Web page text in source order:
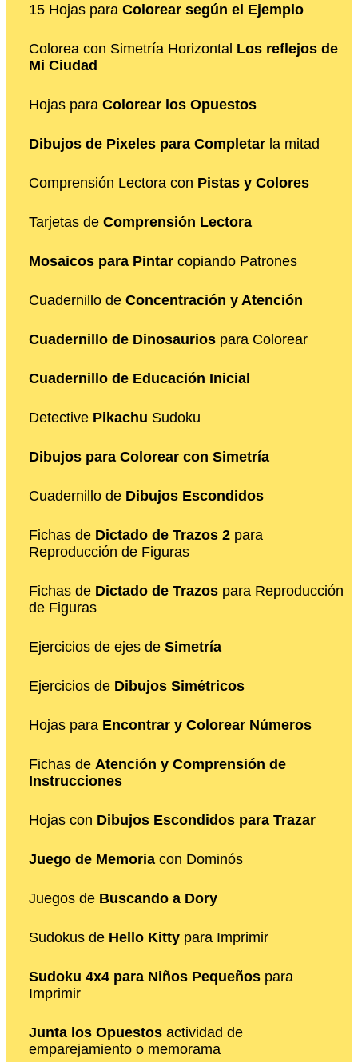
15 Hojas para Colorear según el Ejemplo
Colorea con Simetría Horizontal Los reflejos de
Mi Ciudad
Hojas para Colorear los Opuestos
Dibujos de Pixeles para Completar la mitad
Comprensión Lectora con Pistas y Colores
Tarjetas de Comprensión Lectora
Mosaicos para Pintar copiando Patrones
Cuadernillo de Concentración y Atención
Cuadernillo de Dinosaurios para Colorear
Cuadernillo de Educación Inicial
Detective Pikachu Sudoku
Dibujos para Colorear con Simetría
Cuadernillo de Dibujos Escondidos
Fichas de Dictado de Trazos 2 para
Reproducción de Figuras
Fichas de Dictado de Trazos para Reproducción
de Figuras
Ejercicios de ejes de Simetría
Ejercicios de Dibujos Simétricos
Hojas para Encontrar y Colorear Números
Fichas de Atención y Comprensión de
Instrucciones
Hojas con Dibujos Escondidos para Trazar
Juego de Memoria con Dominós
Juegos de Buscando a Dory
Sudokus de Hello Kitty para Imprimir
Sudoku 4x4 para Niños Pequeños para
Imprimir
Junta los Opuestos actividad de
emparejamiento o memorama